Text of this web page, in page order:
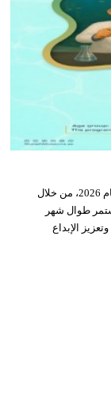
تواصل هيئة الشارقة للمتاحف تنفيذ برنامجها الصيفي لعام 2026، من خلال
طوال شهر
الإبداع